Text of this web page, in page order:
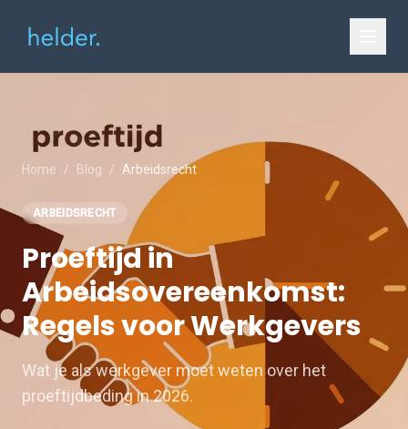
Home / Blog / Arbeidsrecht
ARBEIDSRECHT
Proeftijd in
Arbeidsovereenkomst:
Regels voor Werkgevers
Wat je als werkgever moet weten over het
proeftijdbeding in 2026.